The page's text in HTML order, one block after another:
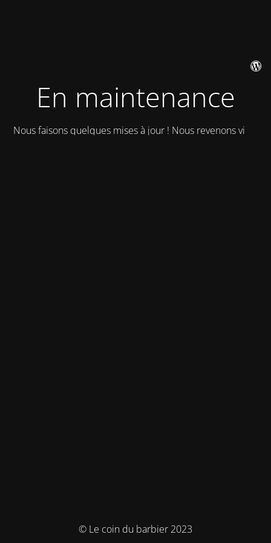
En maintenance
Nous faisons quelques mises à jour ! Nous revenons vite !
© Le coin du barbier 2023